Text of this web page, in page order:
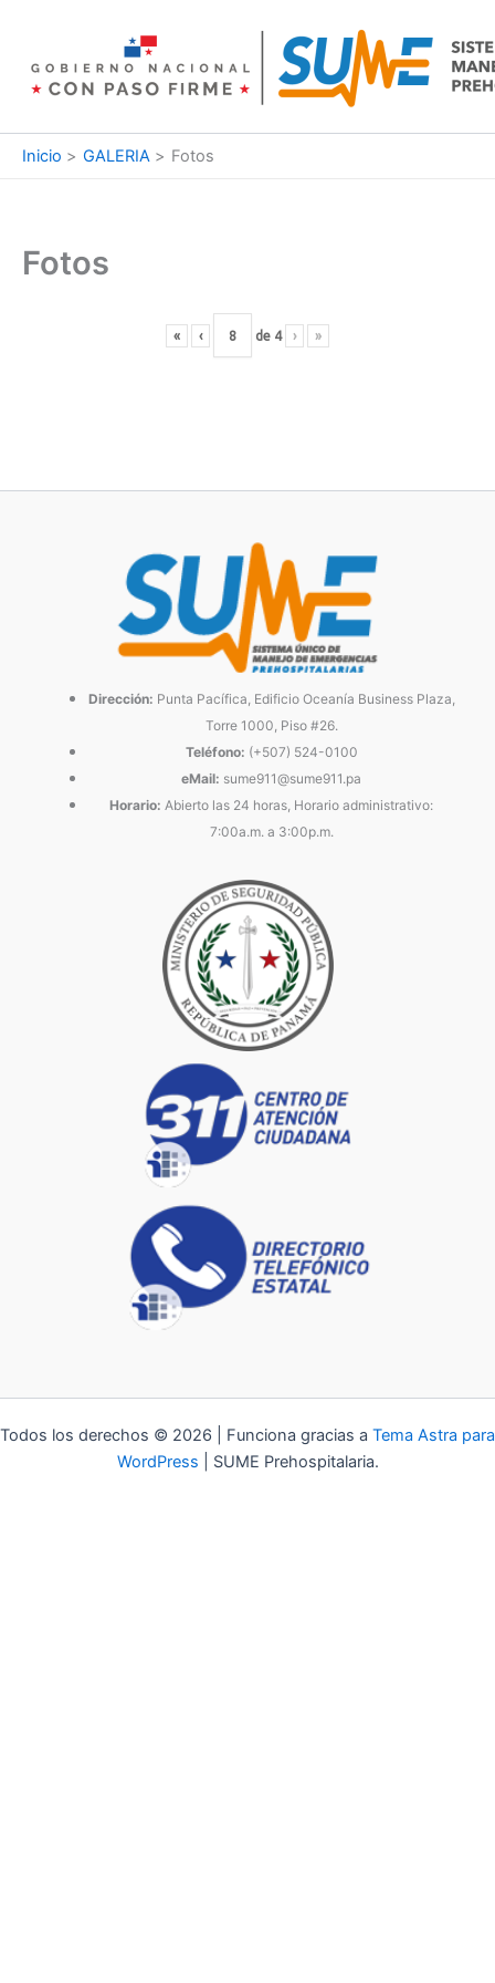
contenido
Inicio GALERIA Fotos
Fotos
« ‹ de 4 › »
Dirección: Punta Pacífica, Edificio Oceanía Business Plaza,
Torre 1000, Piso #26.
Teléfono: (+507) 524-0100
eMail: sume911@sume911.pa
Horario: Abierto las 24 horas, Horario administrativo:
7:00a.m. a 3:00p.m.
Todos los derechos © 2026 | Funciona gracias a Tema Astra para
WordPress | SUME Prehospitalaria.